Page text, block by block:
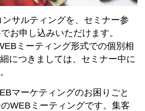
サルティングを、セミナー参
お申し込みいただけます。
ミーティング形式での個別相
につきましては、セミナー中に
マーケティングのお困りごと
WEBミーティングです。集客